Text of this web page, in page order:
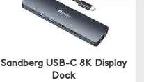
Sandberg USB-C 8K Display
Dock